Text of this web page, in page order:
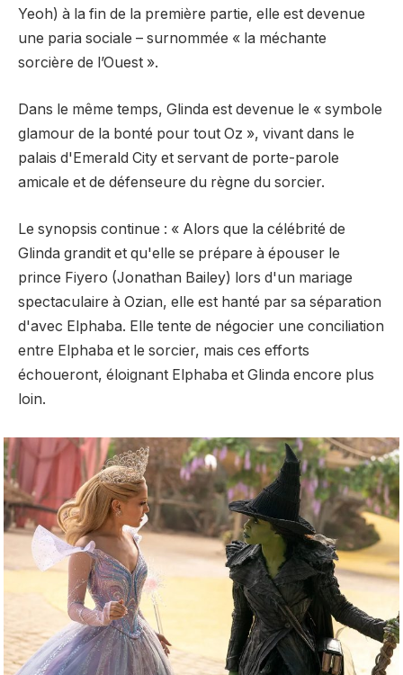
Yeoh) à la fin de la première partie, elle est devenue
une paria sociale – surnommée « la méchante
sorcière de l’Ouest ».
Dans le même temps, Glinda est devenue le « symbole
glamour de la bonté pour tout Oz », vivant dans le
palais d'Emerald City et servant de porte-parole
amicale et de défenseure du règne du sorcier.
Le synopsis continue : « Alors que la célébrité de
Glinda grandit et qu'elle se prépare à épouser le
prince Fiyero (Jonathan Bailey) lors d'un mariage
spectaculaire à Ozian, elle est hanté par sa séparation
d'avec Elphaba. Elle tente de négocier une conciliation
entre Elphaba et le sorcier, mais ces efforts
échoueront, éloignant Elphaba et Glinda encore plus
loin.